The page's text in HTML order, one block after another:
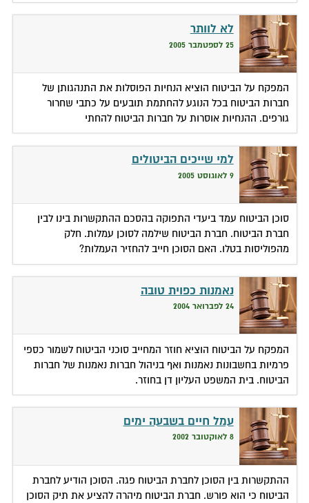
לא לוותר
25 לספטמבר 2005
המפקח על הביטוח הוציא הנחיות הפוסלות את התנהגותן של
חברות הביטוח בכל הנוגע להחתמת תובעים על כתבי שחרור
גורפים. ההנחיות אוסרות על חברות הביטוח להחתי
למי שייכים הביטולים
9 לאוגוסט 2005
סוכן הביטוח עמד ביעדי התפוקה בהסכם ההתקשרות בינו לבין
חברת הביטוח. חברת הביטוח שילמה לסוכן עמלות. חלק
מהפוליסות בטלו. האם הסוכן חייב להחזיר העמלות?
נאמנות כפוית טובה
24 לפברואר 2004
המפקח על הביטוח הוציא חוזר המחייב סוכני הביטוח לשמור כספי
פרמיות בחשבונות נאמנות ואף בניהול חברות נאמנות של חברות
הביטוח. בית המשפט העליון דן בחוזר.
עמל חיים בשבעה ימים
8 לאוקטובר 2002
ההתקשרות בין הסוכן לחברת הביטוח פגה. הסוכן הודיע לחברת
הביטוח כי הוא פורש. חברת הביטוח מיהרה להציע את תיק הסוכן